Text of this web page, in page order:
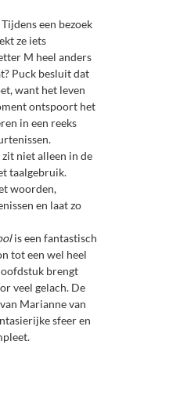
een bezoek
ze iets
M heel anders
Puck besluit dat
want het leven
ontspoort het
in een reeks
niet alleen in de
taalgebruik.
woorden,
en laat zo
is een fantastisch
tot een wel heel
brengt
veel gelach. De
Marianne van
sfeer en